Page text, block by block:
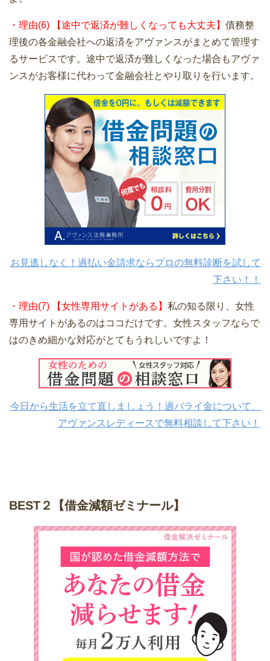
・理由(6) 【途中で返済が難しくなっても大丈夫】 債務整
理後の各金融会社への返済をアヴァンスがまとめて管理す
るサービスです。途中で返済が難しくなった場合もアヴァ
ンスがお客様に代わって金融会社とやり取りを行います。
お見逃しなく！過払い金請求ならプロの無料診断を試して
下さい！！
・理由(7) 【女性専用サイトがある】 私の知る限り、女性
専用サイトがあるのはココだけです。女性スタッフならで
はのきめ細かな対応がとてもうれしいですよ！
今日から生活を立て直しましょう！過バライ金について、
アヴァンスレディースで無料相談して下さい！
BEST２【借金減額ゼミナール】